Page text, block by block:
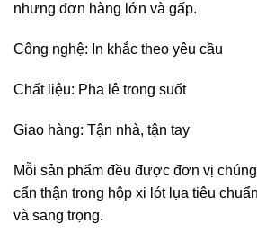
nhưng đơn hàng lớn và gấp.
Công nghệ: In khắc theo yêu cầu
Chất liệu: Pha lê trong suốt
Giao hàng: Tận nhà, tận tay
Mỗi sản phẩm đều được đơn vị
cẩn thận trong hộp xi lót lụa tiêu
và sang trọng.